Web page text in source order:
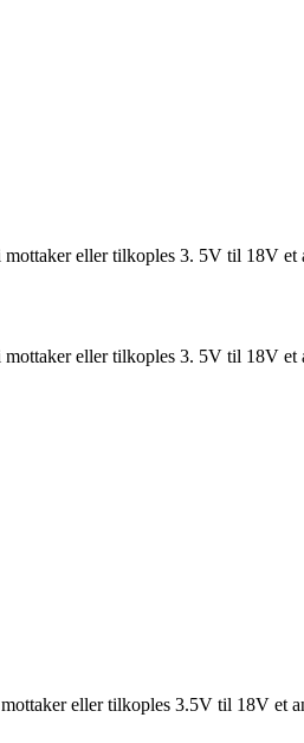
eller tilkoples 3. 5V til 18V et
eller tilkoples 3. 5V til 18V et
eller tilkoples 3.5V til 18V et